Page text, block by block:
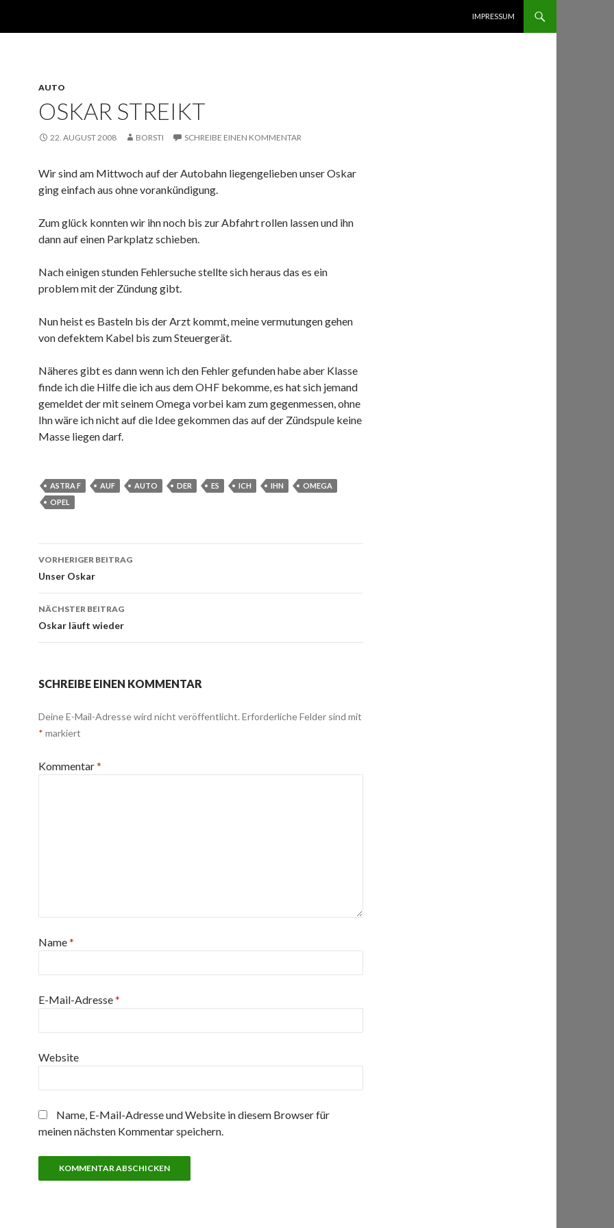
IMPRESSUM
AUTO
OSKAR STREIKT
22. AUGUST 2008 BORSTI SCHREIBE EINEN KOMMENTAR
Wir sind am Mittwoch auf der Autobahn liegengelieben unser Oskar
ging einfach aus ohne vorankündigung.
Zum glück konnten wir ihn noch bis zur Abfahrt rollen lassen und ihn
dann auf einen Parkplatz schieben.
Nach einigen stunden Fehlersuche stellte sich heraus das es ein
problem mit der Zündung gibt.
Nun heist es Basteln bis der Arzt kommt, meine vermutungen gehen
von defektem Kabel bis zum Steuergerät.
Näheres gibt es dann wenn ich den Fehler gefunden habe aber Klasse
finde ich die Hilfe die ich aus dem OHF bekomme, es hat sich jemand
gemeldet der mit seinem Omega vorbei kam zum gegenmessen, ohne
Ihn wäre ich nicht auf die Idee gekommen das auf der Zündspule keine
Masse liegen darf.
ASTRA F AUF AUTO DER ES ICH IHN
OMEGA
OPEL
Beitrags-
Navigation
VORHERIGER BEITRAG
Unser Oskar
NÄCHSTER BEITRAG
Oskar läuft wieder
SCHREIBE EINEN KOMMENTAR
Deine E-Mail-Adresse wird nicht veröffentlicht. Erforderliche Felder sind mit
* markiert
Kommentar*
Name*
E-Mail-Adresse*
Website
Name, E-Mail-Adresse und Website in diesem Browser für
meinen nächsten Kommentar speichern.